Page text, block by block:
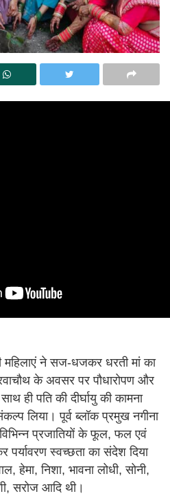
महिलाएं ने सज-धजकर धरती मां का
के अवसर पर पौधारोपण और
ही पति की दीर्घायु की कामना
लिया। पूर्व ब्लॉक प्रमुख नगीना
प्रजातियों के फूल, फल एवं
पर्यावरण स्वच्छता का संदेश दिया
हेमा, निशा, भावना लोधी, सोनी,
सरोज आदि थी।